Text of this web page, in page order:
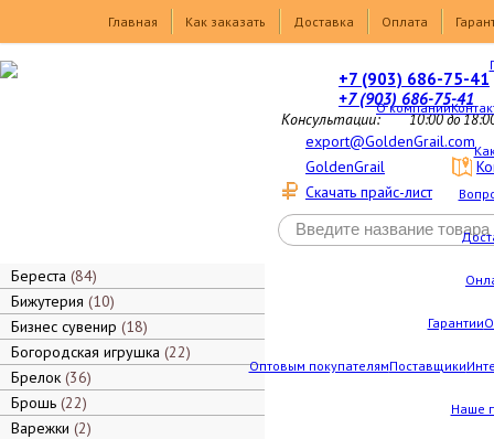
Главная
Как заказать Доставка Оплата
О компании
Гарантии
Оптовым покупателямПоставщики
Наше
+7 (903) 686-75-41
+7 (903) 686-75-41
Консультации: 10:00 до
export@GoldenGrail.com
GoldenGrail
Скачать прайс-лист
Береста 84
Бижутерия 10
Бизнес сувенир 18
Богородская игрушка 22
Брелок 36
Брошь 22
Варежки 2